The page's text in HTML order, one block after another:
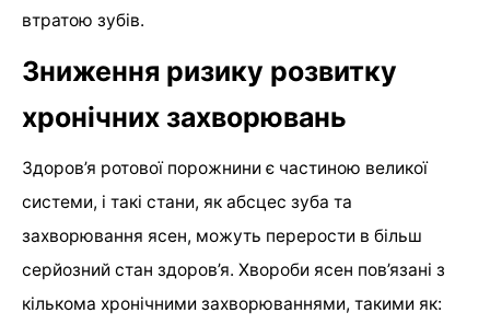
втратою зубів.
Зниження ризику розвитку
хронічних захворювань
Здоров’я ротової порожнини є частиною великої
системи, і такі стани, як абсцес зуба та
захворювання ясен, можуть перерости в більш
серйозний стан здоров’я. Хвороби ясен пов’язані з
кількома хронічними захворюваннями, такими як: